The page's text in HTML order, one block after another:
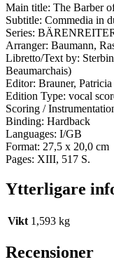
Main title: The Barber
Subtitle: Commedia in
Series:
Arranger: Baumann,
Libretto/Text by:
Beaumarchais)
Editor: Brauner,
Edition Type: vocal
Scoring /
Binding: Hardback
Languages: I/GB
Format: 27,5 x 20,0 cm
Pages: XIII, 517 S.
Ytterligare
Vikt 1,593 kg
Recensioner